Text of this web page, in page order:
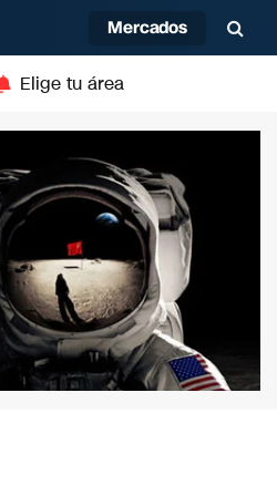
Mercados
Elige tu área